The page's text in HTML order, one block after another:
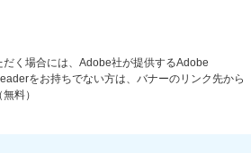
く場合には、Adobe社が提供するAdobe
をお持ちでない方は、バナーのリンク先から
料）